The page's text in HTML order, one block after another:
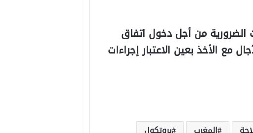
الضرورية من أجل دخول اتفاق
مع الأخذ بعين الاعتبار إجراءات